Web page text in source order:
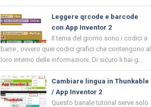
Leggere qrcode e barcode
con App Inventor 2
Il tema del giorno sono i codici a
barre , ovvero quei codici grafici che contengono al
loro interno delle informazioni. Di sicuro li hai g...
Cambiare lingua in Thunkable
/ App Inventor 2
Questo banale tutorial serve solo